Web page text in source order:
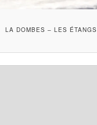
LA DOMBES – LES ÉTANGS